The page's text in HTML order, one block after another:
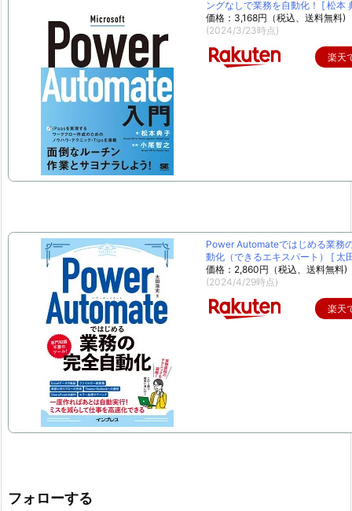
ングなしで業務を自動化！ [ 松本
価格：3,168円（税込、送料無料)
(2024/3/23時点)
楽天
Power Automateではじめる業務
動化（できるエキスパート） [ 太
価格：2,860円（税込、送料無料)
(2024/4/29時点)
楽天
フォローする